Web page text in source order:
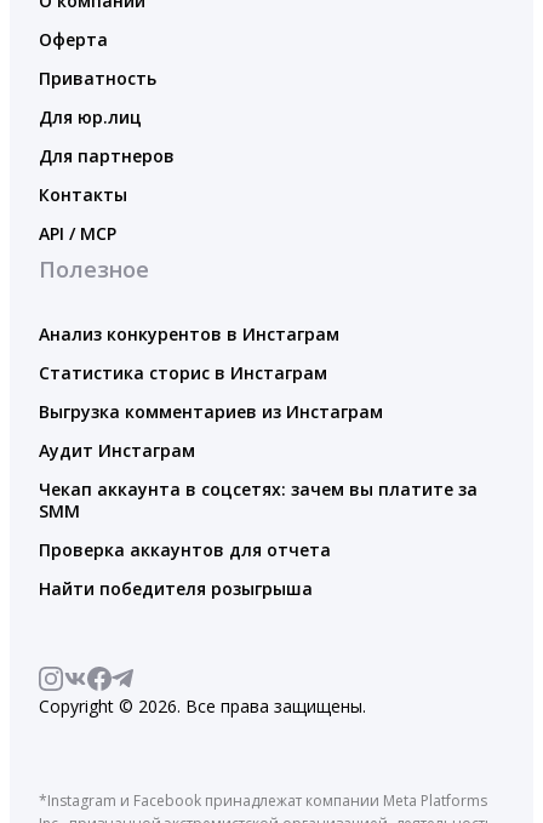
Оферта
Приватность
Для юр.лиц
Для партнеров
Контакты
API / MCP
Полезное
Анализ конкурентов в Инстаграм
Статистика сторис в Инстаграм
Выгрузка комментариев из Инстаграм
Аудит Инстаграм
Чекап аккаунта в соцсетях: зачем вы платите за
SMM
Проверка аккаунтов для отчета
Найти победителя розыгрыша
Copyright © 2026. Все права защищены.
*Instagram и Facebook принадлежат компании Meta Platforms